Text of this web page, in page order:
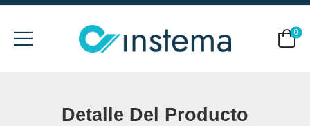
0
Detalle Del Producto